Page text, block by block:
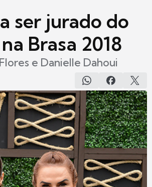
ser jurado do
Brasa 2018
e Danielle Dahoui